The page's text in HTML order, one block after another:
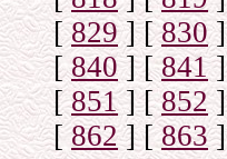
[829] [830]
[840] [841]
[851] [852]
[862] [863]